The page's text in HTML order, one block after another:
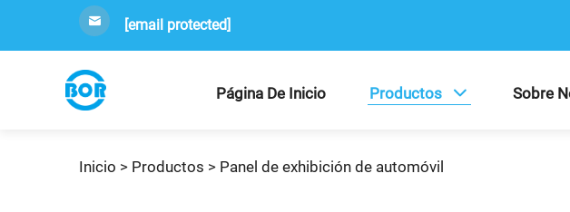
[email protected]
Página De Inicio Productos Sobre
Inicio > Productos > Panel de exhibición de automóvil